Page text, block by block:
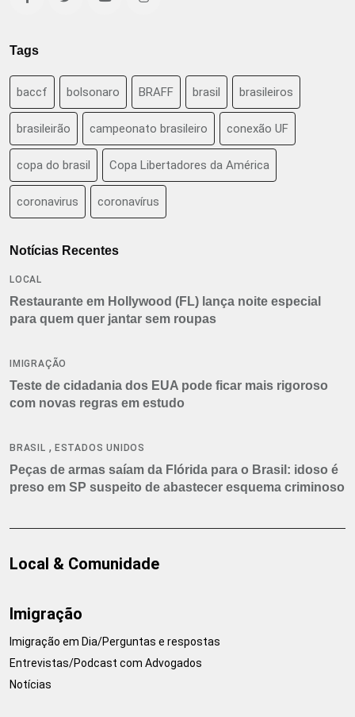
Tags
baccf bolsonaro BRAFF brasil brasileiros
brasileirão campeonato brasileiro conexão UF
copa do brasil Copa Libertadores da América
coronavirus coronavírus
Notícias Recentes
LOCAL
Restaurante em Hollywood (FL) lança noite especial
para quem quer jantar sem roupas
IMIGRAÇÃO
Teste de cidadania dos EUA pode ficar mais rigoroso
com novas regras em estudo
BRASIL , ESTADOS UNIDOS
Peças de armas saíam da Flórida para o Brasil: idoso é
preso em SP suspeito de abastecer esquema criminoso
Local & Comunidade
Imigração
Imigração em Dia/Perguntas e respostas
Entrevistas/Podcast com Advogados
Notícias